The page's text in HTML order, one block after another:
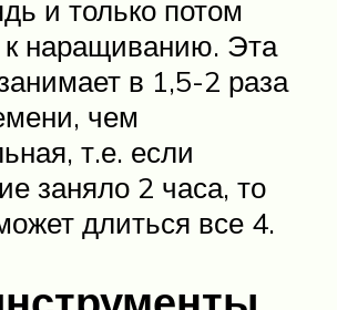
и только потом
к наращиванию. Эта
в 1,5-2 раза
чем
т.е. если
заняло 2 часа, то
длиться все 4.